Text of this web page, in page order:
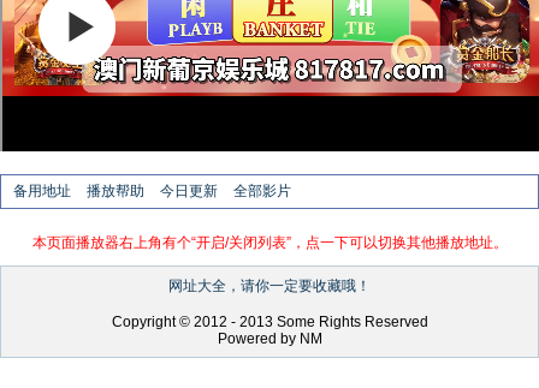
备用地址 播放帮助 今日更新 全部影片
本页面播放器右上角有个“开启/关闭列表”，点一下可以切换其他播放地址。
网址大全，请你一定要收藏哦！
Copyright © 2012 - 2013 Some Rights Reserved
Powered by NM